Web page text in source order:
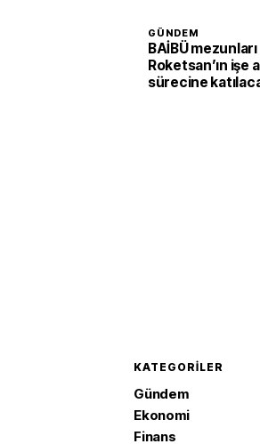
GÜNDEM
BAİBÜ mezunları
Roketsan’ın işe
sürecine
KATEGORILER
Gündem
Ekonomi
Finans